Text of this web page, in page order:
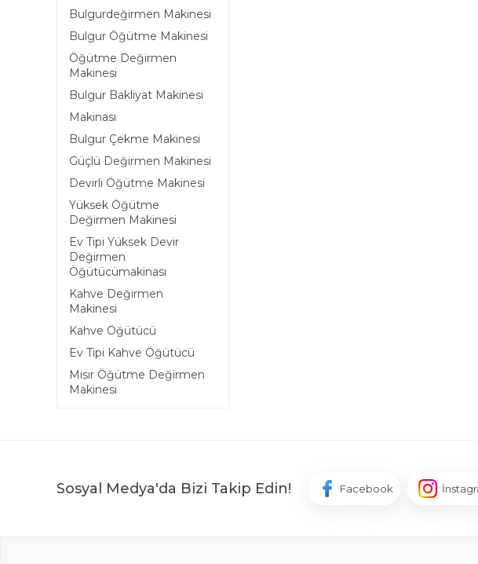
Bulgurdeğirmen Makinesi
Bulgur Öğütme Makinesi
Öğütme Değirmen
Makinesi
Bulgur Bakliyat Makinesi
Makinası
Bulgur Çekme Makinesi
Güçlü Değirmen Makinesi
Devirli Öğütme Makinesi
Yüksek Öğütme
Değirmen Makinesi
Ev Tipi Yüksek Devir
Değirmen
Öğütücümakinası
Kahve Değirmen
Makinesi
Kahve Öğütücü
Ev Tipi Kahve Öğütücü
Mısır Öğütme Değirmen
Makinesi
Sosyal Medya'da Bizi Takip Edin! Facebook